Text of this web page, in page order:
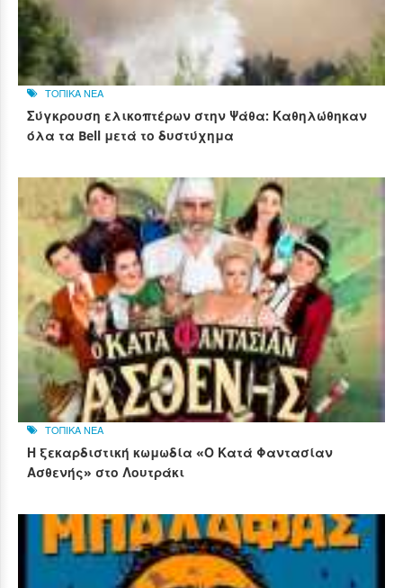
ΤΟΠΙΚΑ ΝΕΑ
Σύγκρουση ελικοπτέρων στην Ψάθα: Καθηλώθηκαν
όλα τα Bell μετά το δυστύχημα
ΤΟΠΙΚΑ ΝΕΑ
Η ξεκαρδιστική κωμωδία «Ο Κατά Φαντασίαν
Ασθενής» στο Λουτράκι